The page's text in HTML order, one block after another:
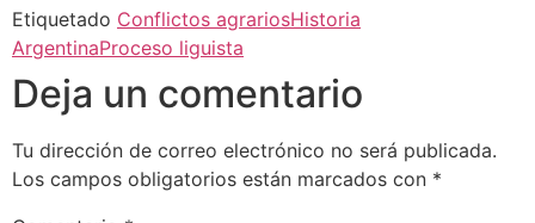
Etiquetado Conflictos agrariosHistoria
ArgentinaProceso liguista
Deja un comentario
Tu dirección de correo electrónico no será publicada.
Los campos obligatorios están marcados con *